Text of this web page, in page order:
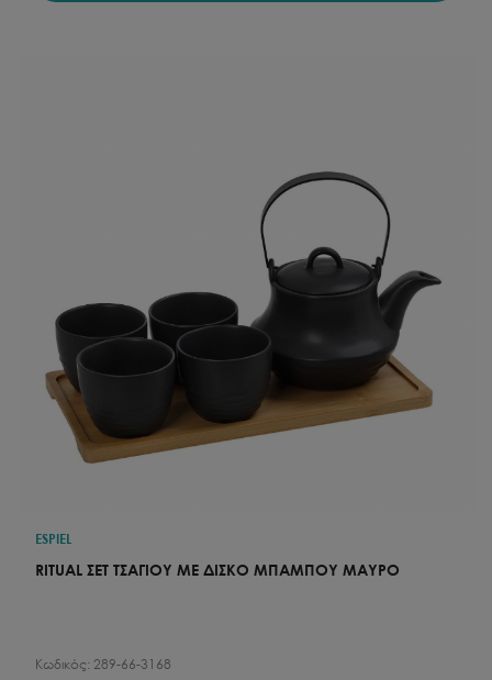
ESPIEL
RITUAL ΣΕΤ ΤΣΑΓΙΟΥ ΜΕ ΔΙΣΚΟ ΜΠΑΜΠΟΥ ΜΑΥΡΟ
Κωδικός: 289-66-3168